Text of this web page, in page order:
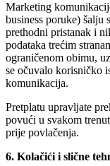
Marketing
business poruke)
prethodni pristanak i
podataka trećim
ograničenom obimu,
se očuvalo korisničko
komunikacija.
Pretplatu upravljate
povući u svakom
prije povlačenja.
6. Kolačići i slične